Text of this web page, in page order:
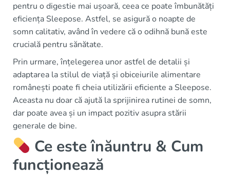
pentru o digestie mai ușoară, ceea ce poate îmbunătăți
eficiența Sleepose. Astfel, se asigură o noapte de
somn calitativ, având în vedere că o odihnă bună este
crucială pentru sănătate.
Prin urmare, înțelegerea unor astfel de detalii și
adaptarea la stilul de viață și obiceiurile alimentare
românești poate fi cheia utilizării eficiente a Sleepose.
Aceasta nu doar că ajută la sprijinirea rutinei de somn,
dar poate avea și un impact pozitiv asupra stării
generale de bine.
Ce este înăuntru & Cum
funcționează